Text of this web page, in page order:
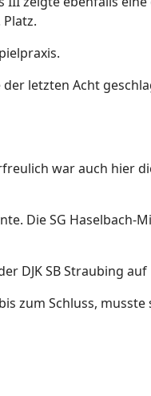
der letzten Acht
war auch hier
Die SG Haselbach-
DJK SB Straubing auf
zum Schluss,